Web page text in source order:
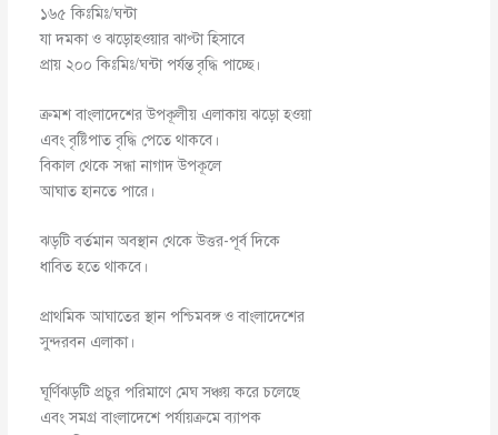
১৬৫ কিঃমিঃ/ঘন্টা
যা দমকা ও ঝড়োহওয়ার ঝাপ্টা হিসাবে
প্রায় ২০০ কিঃমিঃ/ঘন্টা পর্যন্ত বৃদ্ধি পাচ্ছে।
ক্রমশ বাংলাদেশের উপকূলীয় এলাকায় ঝড়ো হওয়া
এবং বৃষ্টিপাত বৃদ্ধি পেতে থাকবে।
বিকাল থেকে সন্ধা নাগাদ উপকূলে
আঘাত হানতে পারে।
ঝড়টি বর্তমান অবস্থান থেকে উত্তর-পূর্ব দিকে
ধাবিত হতে থাকবে।
প্রাথমিক আঘাতের স্থান পশ্চিমবঙ্গ ও বাংলাদেশের
সুন্দরবন এলাকা।
ঘূর্ণিঝড়টি প্রচুর পরিমাণে মেঘ সঞ্চয় করে চলেছে
এবং সমগ্র বাংলাদেশে পর্যায়ক্রমে ব্যাপক